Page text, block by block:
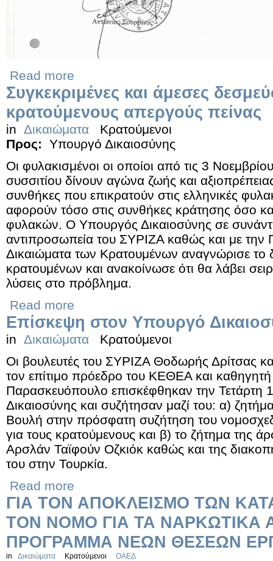
Read more
Συγκεκριμένες και άμεσες
κρατούμενους απεργούς πείνας
in Δικαιώματα
Κρατούμενοι
Προς:
Υπουργό Δικαιοσύνης
Οι φυλακισμένοι οι οποίοι από τις 3
συσσιτίου δίνουν αγώνα ζωής και
συνθήκες που επικρατούν στις ελληνικές
αφορούν τόσο στις συνθήκες κράτησης όσο
φυλακών. Ο Υπουργός Δικαιοσύνης σε
αντιπροσωπεία του ΣΥΡΙΖΑ καθώς και με την
Δικαιώματα των Κρατουμένων αναγνώρισε το
κρατουμένων και ανακοίνωσε ότι θα λάβει
λύσεις στο πρόβλημα.
Read more
Επίσκεψη στον Υπουργό
in Δικαιώματα
Κρατούμενοι
Οι βουλευτές του ΣΥΡΙΖΑ Θοδωρής Δρίτσας
τον επίτιμο πρόεδρο του ΚΕΘΕΑ και
Παρασκευόπουλο επισκέφθηκαν την Τετάρτη
Δικαιοσύνης και συζήτησαν μαζί του: α)
Βουλή στην πρόσφατη συζήτηση του
για τους κρατούμενους και β) το ζήτημα της
Αρσλάν Ταϊφούν Οζκιόκ καθώς και της
του στην Τουρκία.
Read more
ΓΙΑ ΤΟΝ ΑΠΟΚΛΕΙΣΜΟ ΤΩΝ
ΤΟΝ ΝΟΜΟ ΓΙΑ ΤΑ ΝΑΡΚΩΤΙΚΑ
ΠΡΟΓΡΑΜΜΑ ΝΕΩΝ ΘΕΣΕΩΝ
in Δικαιώματα Κρατούμενοι ΟΑΕΔ